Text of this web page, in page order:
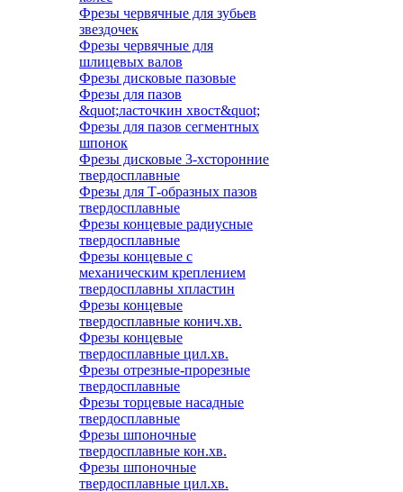
Фрезы червячные для зубьев
звездочек
Фрезы червячные для
шлицевых валов
Фрезы дисковые пазовые
Фрезы для пазов
&quot;ласточкин хвост&quot;
Фрезы для пазов сегментных
шпонок
Фрезы дисковые 3-хсторонние
твердосплавные
Фрезы для Т-образных пазов
твердосплавные
Фрезы концевые радиусные
твердосплавные
Фрезы концевые с
механическим креплением
твердосплавны хпластин
Фрезы концевые
твердосплавные конич.хв.
Фрезы концевые
твердосплавные цил.хв.
Фрезы отрезные-прорезные
твердосплавные
Фрезы торцевые насадные
твердосплавные
Фрезы шпоночные
твердосплавные кон.хв.
Фрезы шпоночные
твердосплавные цил.хв.